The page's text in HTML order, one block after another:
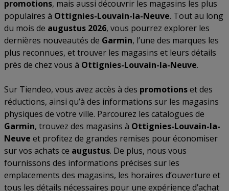
promotions, mais aussi découvrir les magasins les plus
populaires à Ottignies-Louvain-la-Neuve. Tout au long
du mois de augustus 2026, vous pourrez explorer les
dernières nouveautés de Garmin, l’une des marques les
plus reconnues, et trouver les magasins et leurs détails
près de chez vous à Ottignies-Louvain-la-Neuve.
Sur Tiendeo, vous avez accès à des promotionset des
réductions, ainsi qu’à des informations sur les magasins
physiques de votre ville. Parcourez les catalogues de
Garmin, trouvez des magasins à Ottignies-Louvain-la-
Neuve et profitez de grandes remises pour économiser
sur vos achats ce augustus. De plus, nous vous
fournissons des informations précises sur les
emplacements des magasins, les horaires d’ouverture et
tous les détails nécessaires pour une expérience d’achat